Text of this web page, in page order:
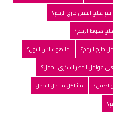
علاج الحمل خارج الرحم؟
هبوط الرحم؟
خارج الرحم؟
ما هو سلس البول؟
عوامل الخطر لسكري الحمل؟
مشاكل ما قبل الحمل